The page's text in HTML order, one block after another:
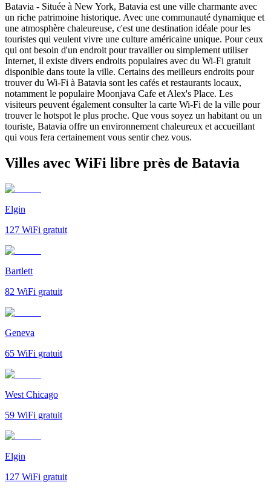
Batavia - Située à New York, Batavia est une ville charmante avec
un riche patrimoine historique. Avec une communauté dynamique et
une atmosphère chaleureuse, c'est une destination idéale pour les
touristes qui veulent vivre une culture américaine unique. Pour ceux
qui ont besoin d'un endroit pour travailler ou simplement utiliser
Internet, il existe divers endroits populaires avec du Wi-Fi gratuit
disponible dans toute la ville. Certains des meilleurs endroits pour
trouver du Wi-Fi à Batavia sont les cafés et restaurants locaux,
notamment le populaire Moonjava Cafe et Alex's Place. Les
visiteurs peuvent également consulter la carte Wi-Fi de la ville pour
trouver le hotspot le plus proche. Que vous soyez un habitant ou un
touriste, Batavia offre un environnement chaleureux et accueillant
qui vous fera certainement vous sentir chez vous.
Villes avec WiFi libre près de Batavia
Elgin
127 WiFi gratuit
Bartlett
82 WiFi gratuit
Geneva
65 WiFi gratuit
West Chicago
59 WiFi gratuit
Elgin
127 WiFi gratuit